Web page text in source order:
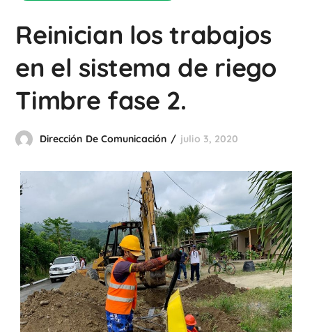
Reinician los trabajos
en el sistema de riego
Timbre fase 2.
Dirección De Comunicación julio 3, 2020